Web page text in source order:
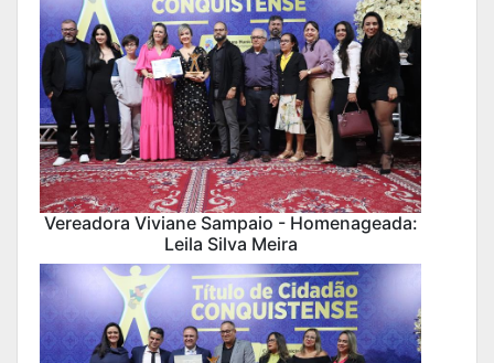
Vereadora Viviane Sampaio - Homenageada:
Leila Silva Meira